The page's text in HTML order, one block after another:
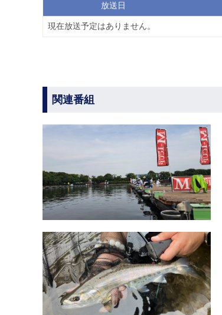
放送日
現在放送予定はありません。
関連番組